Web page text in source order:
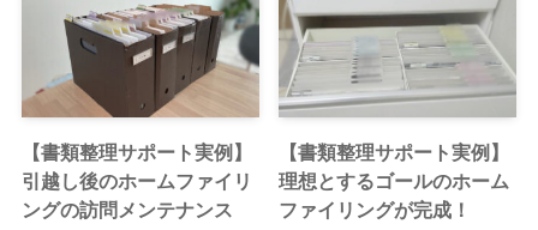
【書類整理サポート実例】
引越し後のホームファイリ
ングの訪問メンテナンス
【書類整理サポート実例】
理想とするゴールのホーム
ファイリングが完成！